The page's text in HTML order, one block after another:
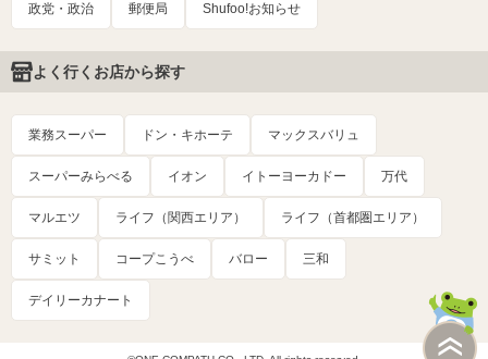
政党・政治 郵便局 Shufoo!お知らせ
よく行くお店から探す
業務スーパー ドン・キホーテ マックスバリュ
スーパーみらべる イオン イトーヨーカドー 万代
マルエツ ライフ（関西エリア） ライフ（首都圏エリア）
サミット コープこうべ バロー 三和
デイリーカナート